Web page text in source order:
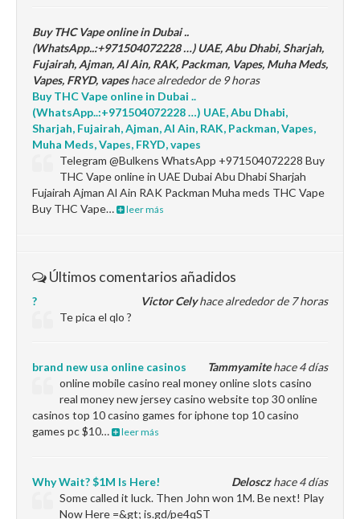
Buy THC Vape online in Dubai ..
(WhatsApp..:+971504072228 …) UAE, Abu Dhabi, Sharjah,
Fujairah, Ajman, Al Ain, RAK, Packman, Vapes, Muha Meds,
Vapes, FRYD, vapeshace alrededor de 9 horas
Buy THC Vape online in Dubai ..
(WhatsApp..:+971504072228 …) UAE, Abu Dhabi,
Sharjah, Fujairah, Ajman, Al Ain, RAK, Packman, Vapes,
Muha Meds, Vapes, FRYD, vapes
Telegram @Bulkens WhatsApp +971504072228 Buy
THC Vape online in UAE Dubai Abu Dhabi Sharjah
Fujairah Ajman Al Ain RAK Packman Muha meds THC Vape
Buy THC Vape…
leer más
Últimos comentarios añadidos
Victor Celyhace alrededor de 7 horas
?
Te pica el qlo ?
Tammyamitehace 4 días
brand new usa online casinos
online mobile casino real money online slots casino
real money new jersey casino website top 30 online
casinos top 10 casino games for iphone top 10 casino
games pc $10…
leer más
Delosczhace 4 días
Why Wait? $1M Is Here!
Some called it luck. Then John won 1M. Be next! Play
Now Here =&gt; is.gd/pe4qST